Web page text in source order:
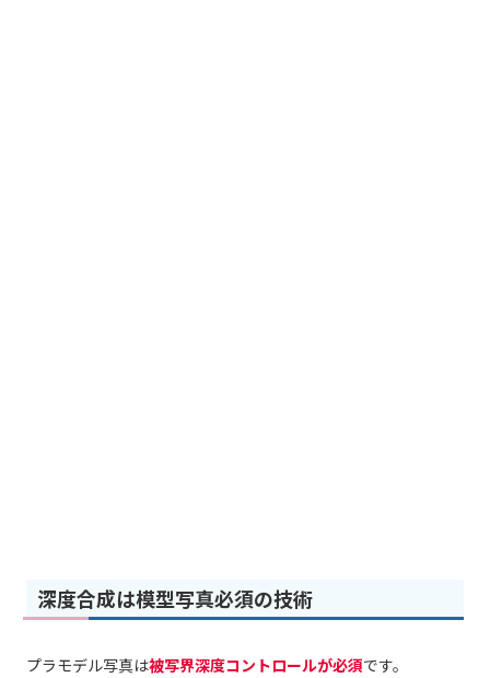
深度合成は模型写真必須の技術
プラモデル写真は被写界深度コントロールが必須です。